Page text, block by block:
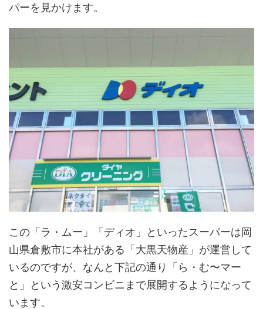
パーを見かけます。
この「ラ・ムー」「ディオ」といったスーパーは岡
山県倉敷市に本社がある「大黒天物産」が運営して
いるのですが、なんと下記の通り「ら・む〜マー
と」という激安コンビニまで展開するようになって
います。